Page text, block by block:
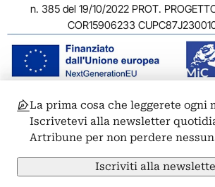
n. 385 del 19/10/2022 PROT.
COR15906233
© 2011-2026 ARTRIBUNE srl – Corso Vittorio
00186 Roma - P.I. 11381581005
Privacy: Responsabile della protezione dei
ARTRIBUNE srl – Corso Vittorio Emanuele II,
Termini e condizioniPrivacy PolicyCookie
La prima cosa che leggerete ogni
Iscrivetevi alla newsletter
Artribune per non perdere
Iscriviti alla